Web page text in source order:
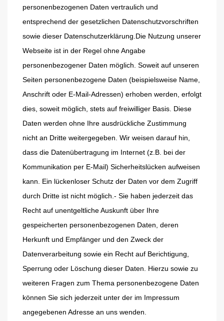
personenbezogenen Daten vertraulich und
entsprechend der gesetzlichen Datenschutzvorschriften
sowie dieser Datenschutzerklärung.Die Nutzung unserer
Webseite ist in der Regel ohne Angabe
personenbezogener Daten möglich. Soweit auf unseren
Seiten personenbezogene Daten (beispielsweise Name,
Anschrift oder E-Mail-Adressen) erhoben werden, erfolgt
dies, soweit möglich, stets auf freiwilliger Basis. Diese
Daten werden ohne Ihre ausdrückliche Zustimmung
nicht an Dritte weitergegeben. Wir weisen darauf hin,
dass die Datenübertragung im Internet (z.B. bei der
Kommunikation per E-Mail) Sicherheitslücken aufweisen
kann. Ein lückenloser Schutz der Daten vor dem Zugriff
durch Dritte ist nicht möglich.- Sie haben jederzeit das
Recht auf unentgeltliche Auskunft über Ihre
gespeicherten personenbezogenen Daten, deren
Herkunft und Empfänger und den Zweck der
Datenverarbeitung sowie ein Recht auf Berichtigung,
Sperrung oder Löschung dieser Daten. Hierzu sowie zu
weiteren Fragen zum Thema personenbezogene Daten
können Sie sich jederzeit unter der im Impressum
angegebenen Adresse an uns wenden.